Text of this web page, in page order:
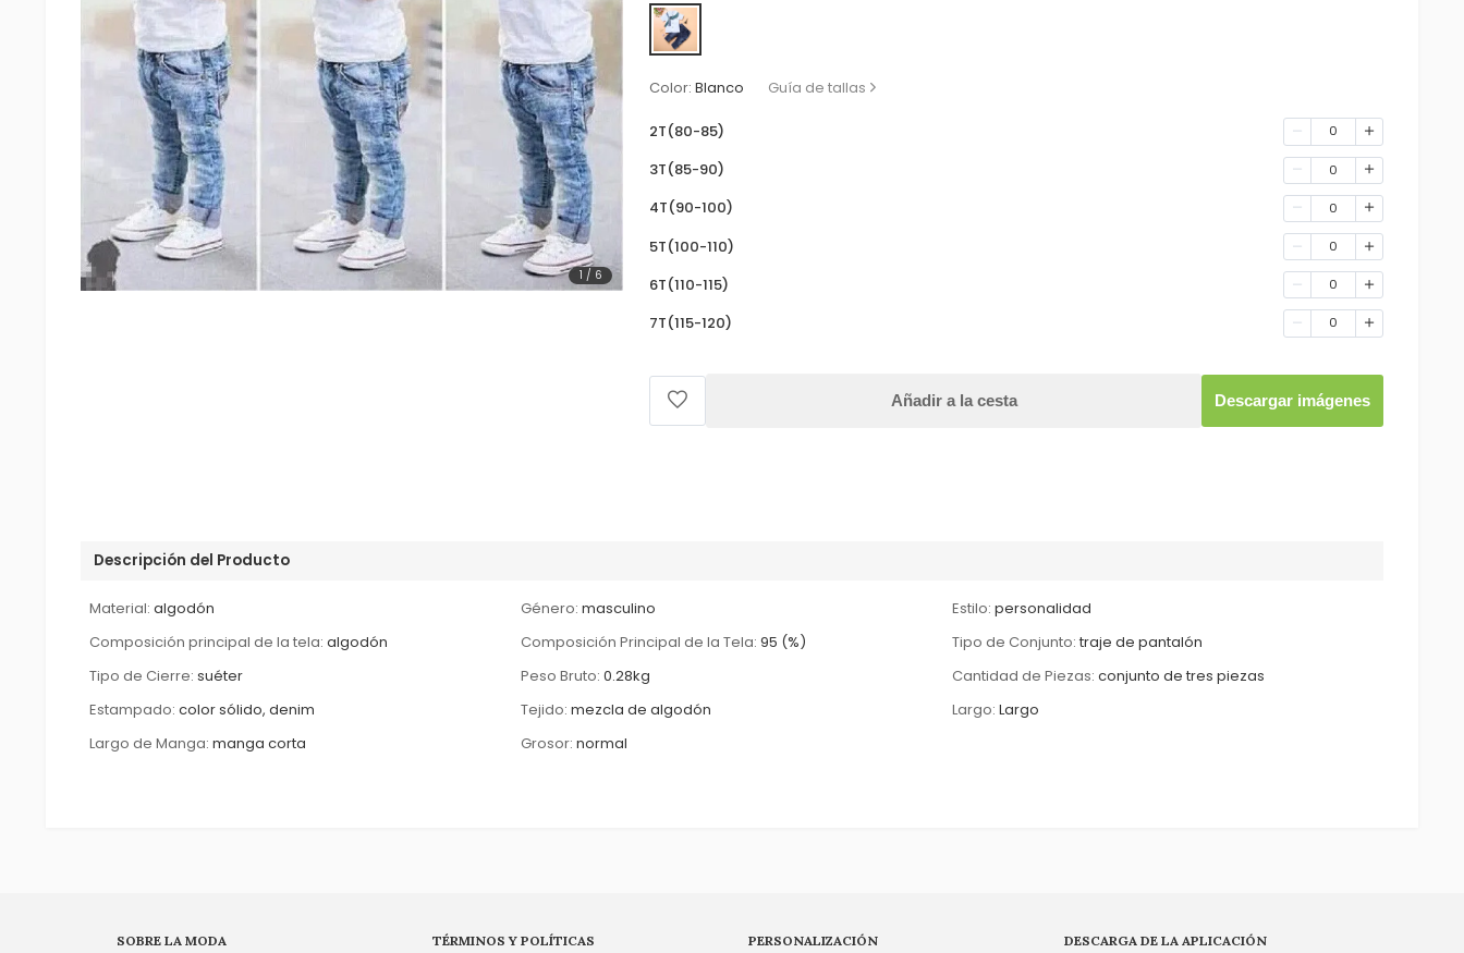
1 / 6
Color: Blanco Guía de tallas
2T(80-85) 0
3T(85-90) 0
4T(90-100) 0
5T(100-110) 0
6T(110-115) 0
7T(115-120) 0
Añadir a la cesta Descargar imágenes
Descripción del Producto
Material: algodón Género: masculino Estilo: personalidad
Composición principal de la tela: algodón Composición Principal de la Tela: 95 (%) Tipo de Conjunto: traje de pantalón
Tipo de Cierre: suéter Peso Bruto: 0.28kg Cantidad de Piezas: conjunto de tres piezas
Estampado: color sólido, denim Tejido: mezcla de algodón Largo: Largo
Largo de Manga: manga corta Grosor: normal
SOBRE LA MODA TÉRMINOS Y POLÍTICAS PERSONALIZACIÓN DESCARGA DE LA APLICACIÓN